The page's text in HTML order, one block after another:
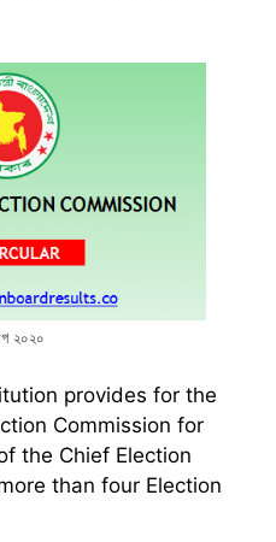
২০২০
provides for the
Commission for
the Chief Election
than four Election